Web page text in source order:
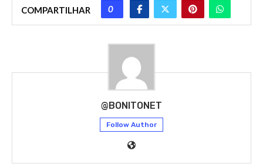
COMPARTILHAR 0
@BONITONET
Follow Author